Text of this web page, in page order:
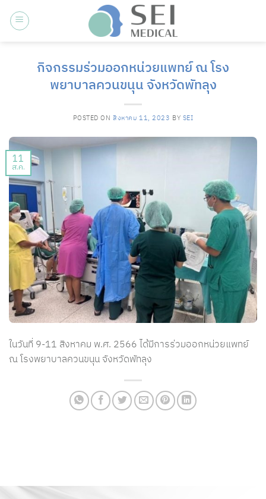
กิจกรรมร่วมออกหน่วยแพทย์ ณ โรง
พยาบาลควนขนุน จังหวัดพัทลุง
POSTED ONสิงหาคม 11, 2023 BY SEI
11
ส.ค.
ในวันที่ 9-11 สิงหาคม พ.ศ. 2566 ได้มีการร่วมออกหน่วยแพทย์
ณ โรงพยาบาลควนขนุน จังหวัดพัทลุง